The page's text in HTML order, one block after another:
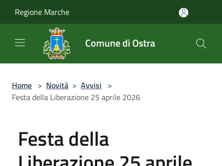
Regione Marche
Comune di Ostra
Home > Novità > Avvisi >
Festa della Liberazione 25 aprile 2026
Festa della